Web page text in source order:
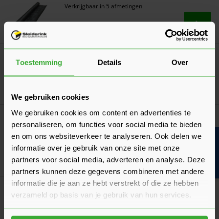
Toestemming Details Over
We gebruiken cookies
We gebruiken cookies om content en advertenties te
personaliseren, om functies voor social media te bieden
en om ons websiteverkeer te analyseren. Ook delen we
informatie over je gebruik van onze site met onze
partners voor social media, adverteren en analyse. Deze
partners kunnen deze gegevens combineren met andere
informatie die je aan ze hebt verstrekt of die ze hebben
verzameld op basis van je gebruik van hun services.
Verkrijgbaar in 5 afmetingen
Ga
Verkrijgbaar in 2 varianten
Groene aanslag verwijderaar!
Varistone Green Ex
Verkrijgbaar in 2 varianten
Vanaf 15,20per fles Ga
Verkrijgbaar in 4 kleuren